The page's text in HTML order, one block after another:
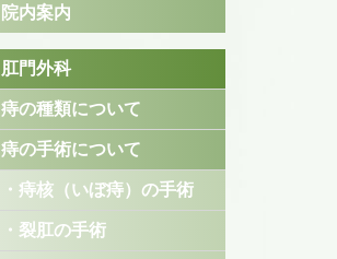
院内案内
肛門外科
痔の種類について
痔の手術について
・痔核（いぼ痔）の手術
・裂肛の手術